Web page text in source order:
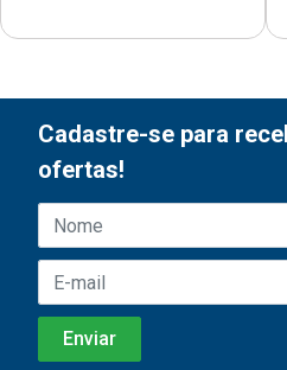
Cadastre-se para
ofertas!